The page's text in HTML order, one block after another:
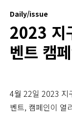
Daily/issue
2023 지
벤트 캠
4월 22일 2023 지
벤트, 캠페인이 열